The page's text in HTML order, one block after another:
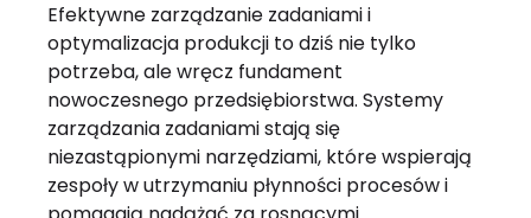
Efektywne zarządzanie zadaniami i
optymalizacja produkcji to dziś nie tylko
potrzeba, ale wręcz fundament
nowoczesnego przedsiębiorstwa. Systemy
zarządzania zadaniami stają się
niezastąpionymi narzędziami, które wspierają
zespoły w utrzymaniu płynności procesów i